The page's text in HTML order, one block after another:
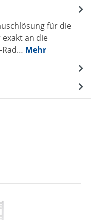
für die
an die
Rad… Mehr